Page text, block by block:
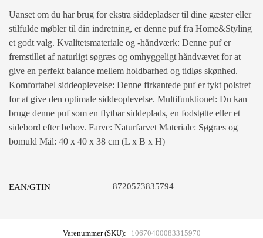
Uanset om du har brug for ekstra siddepladser til dine gæster eller
stilfulde møbler til din indretning, er denne puf fra Home&Styling
et godt valg. Kvalitetsmateriale og -håndværk: Denne puf er
fremstillet af naturligt søgræs og omhyggeligt håndvævet for at
give en perfekt balance mellem holdbarhed og tidløs skønhed.
Komfortabel siddeoplevelse: Denne firkantede puf er tykt polstret
for at give den optimale siddeoplevelse. Multifunktionel: Du kan
bruge denne puf som en flytbar siddeplads, en fodstøtte eller et
sidebord efter behov. Farve: Naturfarvet Materiale: Søgræs og
bomuld Mål: 40 x 40 x 38 cm (L x B x H)
EAN/GTIN 8720573835794
Varenummer (SKU):
10670400083315970